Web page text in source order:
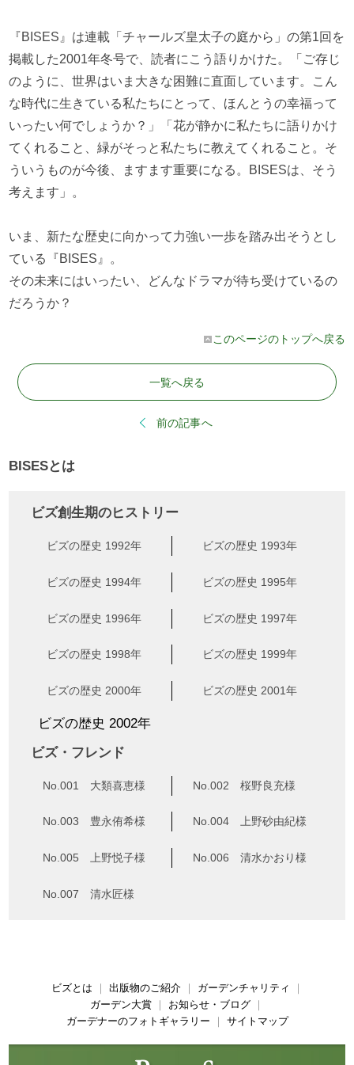
『BISES』は連載「チャールズ皇太子の庭から」の第1回を
掲載した2001年冬号で、読者にこう語りかけた。「ご存じ
のように、世界はいま大きな困難に直面しています。こん
な時代に生きている私たちにとって、ほんとうの幸福って
いったい何でしょうか？」「花が静かに私たちに語りかけ
てくれること、緑がそっと私たちに教えてくれること。そ
ういうものが今後、ますます重要になる。BISESは、そう
考えます」。
いま、新たな歴史に向かって力強い一歩を踏み出そうとし
ている『BISES』。
その未来にはいったい、どんなドラマが待ち受けているの
だろうか？
このページのトップへ戻る
前の記事へ
一覧へ戻る
BISESとは
ビズ創生期のヒストリー
ビズの歴史 1992年 ビズの歴史 1993年
ビズの歴史 1994年 ビズの歴史 1995年
ビズの歴史 1996年 ビズの歴史 1997年
ビズの歴史 1998年 ビズの歴史 1999年
ビズの歴史 2000年 ビズの歴史 2001年
ビズの歴史 2002年
ビズ・フレンド
No.001 大類喜恵様 No.002 桜野良充様
No.003 豊永侑希様 No.004 上野砂由紀様
No.005 上野悦子様 No.006 清水かおり様
No.007 清水匠様
ビズとは 出版物のご紹介｜ ガーデンチャリティ
ガーデン大賞
お知らせ・ブログ
ガーデナーのフォトギャラリー
サイトマップ